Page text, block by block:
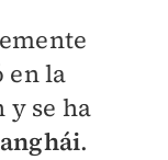
en la
y se ha
.